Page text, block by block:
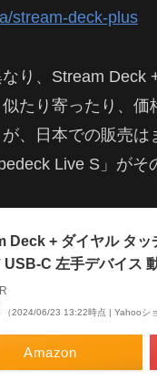
stream-deck-plus
り、Stream
たり寄ったり、
、日本での販売
Live S」がそ
Deck + ダイヤル タッ
USB-C 左手デバイス
（2024/06/23 13:22時点 | Yahooシ
Amazon